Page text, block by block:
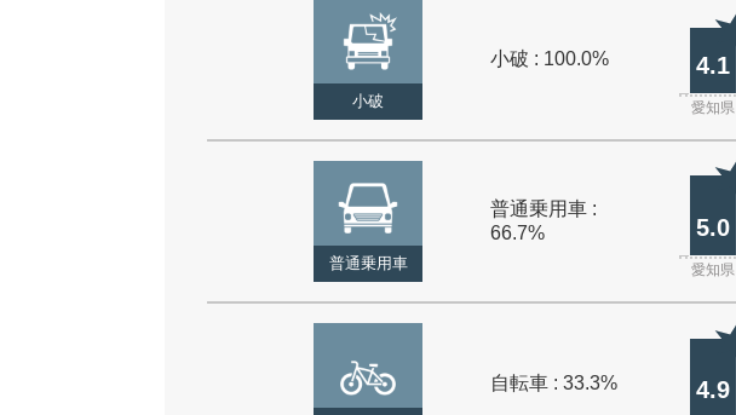
小破
小破 : 100.0% 4.1
愛知県
普通乗用車
普通乗用車 :
66.7%
5.0
愛知県
自転車 : 33.3% 4.9